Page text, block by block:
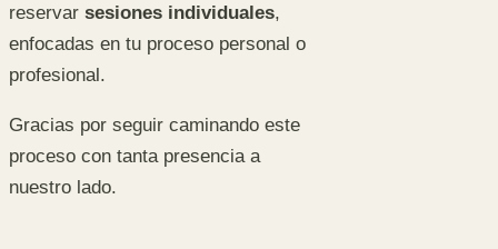
reservar sesiones individuales,
enfocadas en tu proceso personal o
profesional.
Gracias por seguir caminando este
proceso con tanta presencia a
nuestro lado.